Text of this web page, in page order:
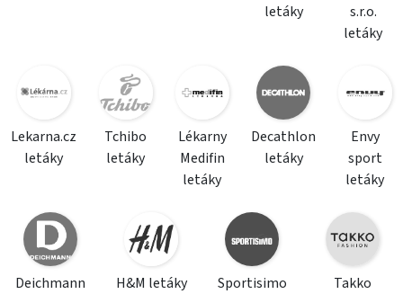
letáky
s.r.o.
letáky
Lekarna.cz
letáky
Tchibo
letáky
Lékarny
Medifin
letáky
Decathlon
letáky
Envy
sport
letáky
Deichmann
H&M letáky
Sportisimo
Takko